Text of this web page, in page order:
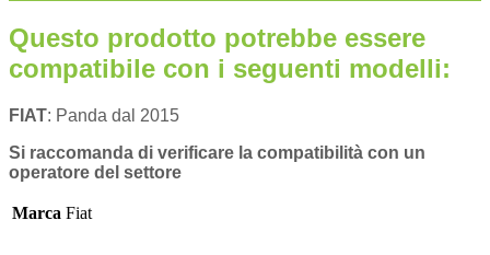
Questo prodotto potrebbe essere
compatibile con i seguenti modelli:
FIAT: Panda dal 2015
Si raccomanda di verificare la compatibilità con un
operatore del settore
Marca Fiat